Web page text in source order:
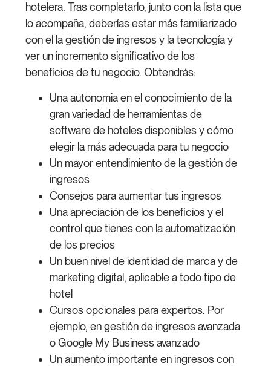
hotelera. Tras completarlo, junto con la lista que
lo acompaña, deberías estar más familiarizado
con el la gestión de ingresos y la tecnología y
ver un incremento significativo de los
beneficios de tu negocio. Obtendrás:
Una autonomia en el conocimiento de la
gran variedad de herramientas de
software de hoteles disponibles y cómo
elegir la más adecuada para tu negocio
Un mayor entendimiento de la gestión de
ingresos
Consejos para aumentar tus ingresos
Una apreciación de los beneficios y el
control que tienes con la automatización
de los precios
Un buen nivel de identidad de marca y de
marketing digital, aplicable a todo tipo de
hotel
Cursos opcionales para expertos. Por
ejemplo, en gestión de ingresos avanzada
o Google My Business avanzado
Un aumento importante en ingresos con